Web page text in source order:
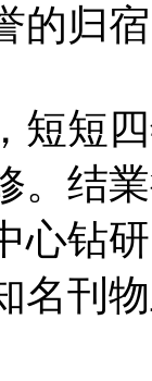
的归宿
短短
。结
心钻
名刊